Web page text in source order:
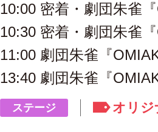
10:00 密着・劇団朱雀
10:30 密着・劇団朱雀
11:00 劇団朱雀『
13:40 劇団朱雀『
ステージ オリジ